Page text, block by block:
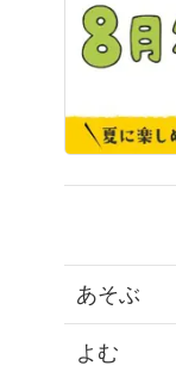
あそぶ
よむ